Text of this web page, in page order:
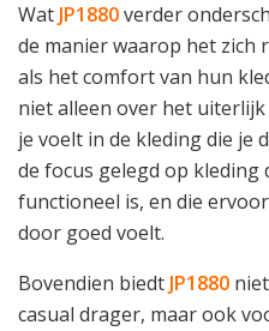
Wat JP1880verder
de manier waarop het zich
als het comfort van hun
niet alleen over het
je voelt in de kleding die je
de focus gelegd op kleding
functioneel is, en die
door goed voelt.
Bovendien biedt JP1880
casual drager, maar ook